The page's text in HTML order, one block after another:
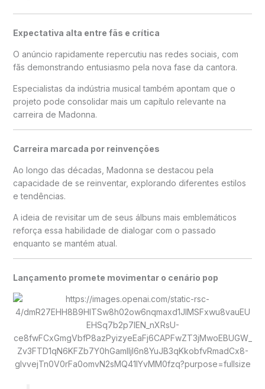
Expectativa alta entre fãs e crítica
O anúncio rapidamente repercutiu nas redes sociais, com
fãs demonstrando entusiasmo pela nova fase da cantora.
Especialistas da indústria musical também apontam que o
projeto pode consolidar mais um capítulo relevante na
carreira de Madonna.
Carreira marcada por reinvenções
Ao longo das décadas, Madonna se destacou pela
capacidade de se reinventar, explorando diferentes estilos
e tendências.
A ideia de revisitar um de seus álbuns mais emblemáticos
reforça essa habilidade de dialogar com o passado
enquanto se mantém atual.
Lançamento promete movimentar o cenário pop